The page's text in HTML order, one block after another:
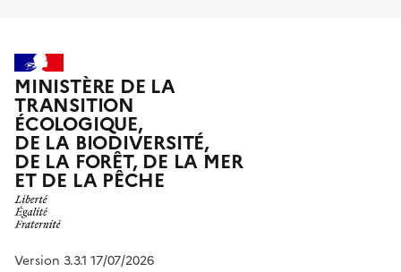
MINISTÈRE DE LA
TRANSITION
ÉCOLOGIQUE,
DE LA BIODIVERSITÉ,
DE LA FORÊT, DE LA MER
ET DE LA PÊCHE
Version 3.3.1 17/07/2026